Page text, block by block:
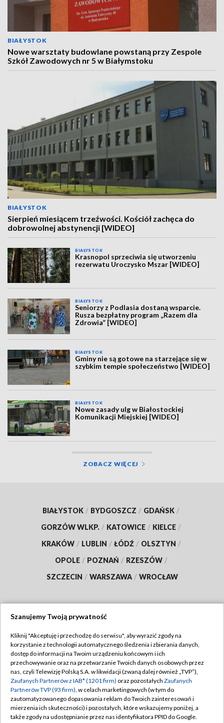
BIAŁYSTOK
Nowe warsztaty budowlane powstaną przy Zespole
Szkół Zawodowych nr 5 w Białymstoku
BIAŁYSTOK
Sierpień miesiącem trzeźwości. Kościół zachęca do
dobrowolnej abstynencji [WIDEO]
BIAŁYSTOK
Krasnopol sprzeciwia się utworzeniu
rezerwatu Uroczysko Mszar [WIDEO]
BIAŁYSTOK
Seniorzy z Podlasia dostaną wsparcie.
Rusza bezpłatny program „Razem dla
Zdrowia” [WIDEO]
BIAŁYSTOK
Gminy nie są gotowe na starzejące się w
szybkim tempie społeczeństwo [WIDEO]
BIAŁYSTOK
Nowe zasady ulg w Białostockiej
Komunikacji Miejskiej [WIDEO]
ZOBACZ WIĘCEJ
BIAŁYSTOK / BYDGOSZCZ / GDAŃSK /
GORZÓW WLKP. / KATOWICE / KIELCE /
KRAKÓW / LUBLIN / ŁÓDŹ / OLSZTYN /
OPOLE / POZNAŃ / RZESZÓW /
SZCZECIN / WARSZAWA / WROCŁAW
TVP
Abonament TVP
Emisja w TVP
Centrum informacji TVP
Naziemna Telewizja Cyfrowa
Regulamin TVP
Polityka prywatności
Moje zgody
Pomoc
Szanujemy Twoją prywatność
Kliknij "Akceptuję i przechodzę do serwisu", aby wyrazić zgody na
korzystanie z technologii automatycznego śledzenia i zbierania danych,
dostęp do informacji na Twoim urządzeniu końcowym i ich
przechowywanie oraz na przetwarzanie Twoich danych osobowych przez
nas, czyli Telewizję Polską S.A. w likwidacji (zwaną dalej również „TVP”),
Zaufanych Partnerów z IAB* (1201 firm) oraz pozostałych Zaufanych
Partnerów TVP (93 firm), w celach marketingowych (w tym do
zautomatyzowanego dopasowania reklam do Twoich zainteresowań i
mierzenia ich skuteczności) i pozostałych, które wskazujemy poniżej, a
także zgody na udostępnianie przez nas identyfikatora PPID do Google.